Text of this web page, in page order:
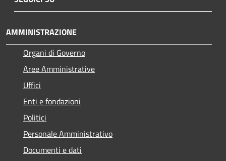
AMMINISTRAZIONE
Organi di Governo
Aree Amministrative
Uffici
Enti e fondazioni
Politici
Personale Amministrativo
Documenti e dati